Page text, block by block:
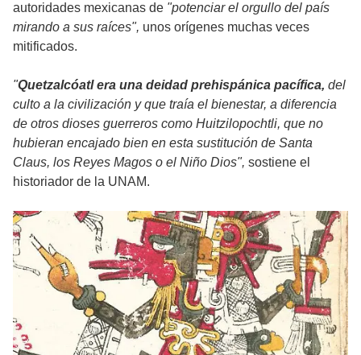
autoridades mexicanas de "potenciar el orgullo del país
mirando a sus raíces", unos orígenes muchas veces
mitificados.
"Quetzalcóatl era una deidad prehispánica pacífica, del
culto a la civilización y que traía el bienestar, a diferencia
de otros dioses guerreros como Huitzilopochtli, que no
hubieran encajado bien en esta sustitución de Santa
Claus, los Reyes Magos o el Niño Dios", sostiene el
historiador de la UNAM.